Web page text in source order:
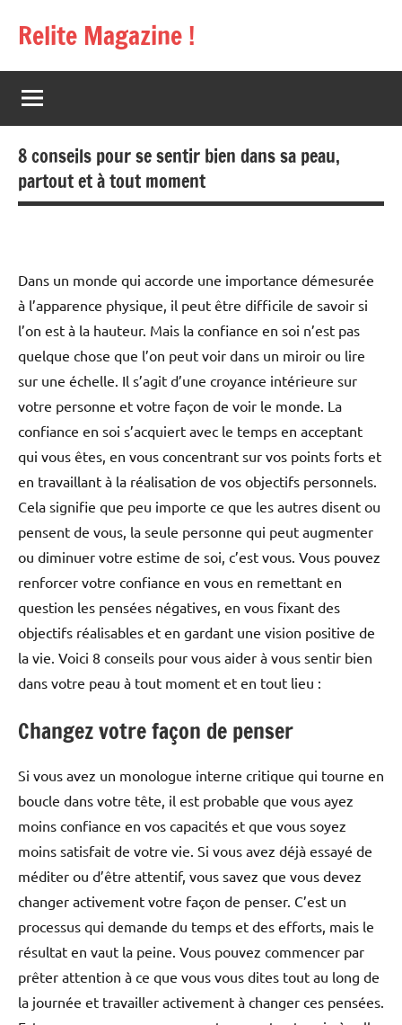
Relite Magazine !
8 conseils pour se sentir bien dans sa peau,
partout et à tout moment
Dans un monde qui accorde une importance démesurée
à l’apparence physique, il peut être difficile de savoir si
l’on est à la hauteur. Mais la confiance en soi n’est pas
quelque chose que l’on peut voir dans un miroir ou lire
sur une échelle. Il s’agit d’une croyance intérieure sur
votre personne et votre façon de voir le monde. La
confiance en soi s’acquiert avec le temps en acceptant
qui vous êtes, en vous concentrant sur vos points forts et
en travaillant à la réalisation de vos objectifs personnels.
Cela signifie que peu importe ce que les autres disent ou
pensent de vous, la seule personne qui peut augmenter
ou diminuer votre estime de soi, c’est vous. Vous pouvez
renforcer votre confiance en vous en remettant en
question les pensées négatives, en vous fixant des
objectifs réalisables et en gardant une vision positive de
la vie. Voici 8 conseils pour vous aider à vous sentir bien
dans votre peau à tout moment et en tout lieu :
Changez votre façon de penser
Si vous avez un monologue interne critique qui tourne en
boucle dans votre tête, il est probable que vous ayez
moins confiance en vos capacités et que vous soyez
moins satisfait de votre vie. Si vous avez déjà essayé de
méditer ou d’être attentif, vous savez que vous devez
changer activement votre façon de penser. C’est un
processus qui demande du temps et des efforts, mais le
résultat en vaut la peine. Vous pouvez commencer par
prêter attention à ce que vous vous dites tout au long de
la journée et travailler activement à changer ces pensées.